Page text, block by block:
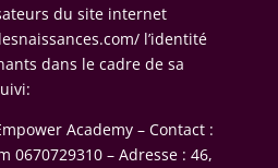
du site internet
l’identité
dans le cadre de sa
Academy – Contact :
0670729310 – Adresse : 46,